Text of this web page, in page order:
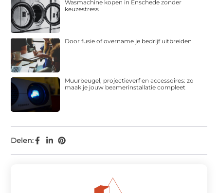
Delen:
Wasmachine kopen in Enschede zonder
keuzestress
Door fusie of overname je bedrijf uitbreiden
Muurbeugel, projectieverf en accessoires: zo
maak je jouw beamerinstallatie compleet